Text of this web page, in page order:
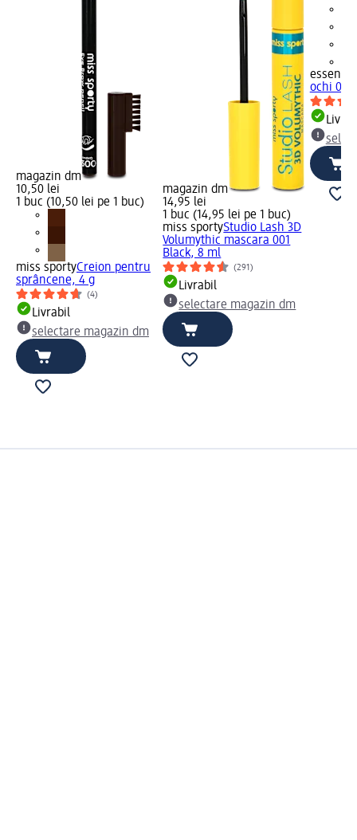
magazin dm
10,50 lei
1 buc (10,50 lei pe 1 buc)
miss sportyCreion pentru
sprâncene, 4 g
(4)
Livrabil
selectare magazin dm
magazin dm
14,95 lei
1 buc (14,95 lei pe 1 buc)
miss sportyStudio Lash 3D
Volumythic mascara 001
Black, 8 ml
(291)
Livrabil
selectare magazin dm
essence
ochi 01